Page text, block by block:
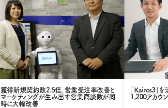
獲得新規契約数2.5倍。営業受注率改善と
マーケティングが生み出す営業商談数が同
時に大幅改善
「Kairos3」
1,200アカウ